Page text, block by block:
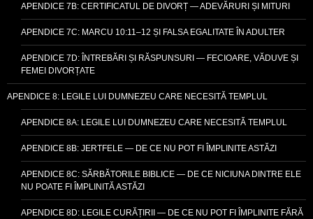
APENDICE 7B: CERTIFICATUL DE DIVORȚ — ADEVĂRURI ȘI MITURI
APENDICE 7C: MARCU 10:11–12 ȘI FALSA EGALITATE ÎN ADULTER
APENDICE 7D: ÎNTREBĂRI ȘI RĂSPUNSURI — FECIOARE, VĂDUVE ȘI
FEMEI DIVORȚATE
APENDICE 8: LEGILE LUI DUMNEZEU CARE NECESITĂ TEMPLUL
APENDICE 8A: LEGILE LUI DUMNEZEU CARE NECESITĂ TEMPLUL
APENDICE 8B: JERTFELE — DE CE NU POT FI ÎMPLINITE ASTĂZI
APENDICE 8C: SĂRBĂTORILE BIBLICE — DE CE NICIUNA DINTRE ELE
NU POATE FI ÎMPLINITĂ ASTĂZI
APENDICE 8D: LEGILE CURĂȚIRII — DE CE NU POT FI ÎMPLINITE FĂRĂ